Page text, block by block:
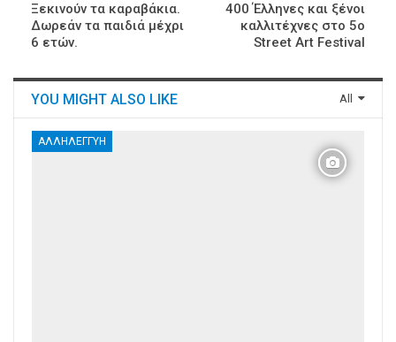
Ξεκινούν τα καραβάκια.
Δωρεάν τα παιδιά μέχρι
6 ετών.
400 Έλληνες και ξένοι
καλλιτέχνες στο 5ο
Street Art Festival
All
YOU MIGHT ALSO LIKE
ΑΛΛΗΛΕΓΓΎΗ